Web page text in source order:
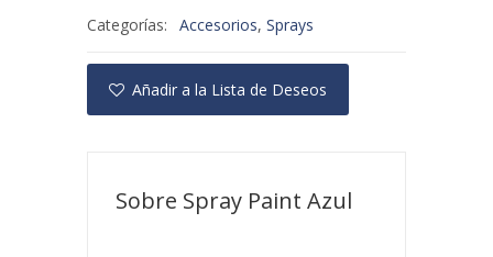
Categorías: Accesorios, Sprays
Añadir a la Lista de Deseos
Sobre Spray Paint Azul